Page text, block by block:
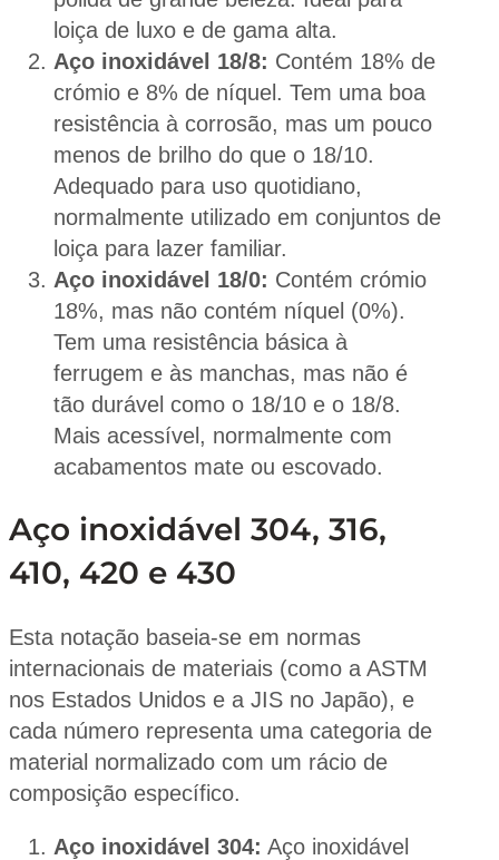
loiça de luxo e de gama alta.
Aço inoxidável 18/8: Contém 18% de
crómio e 8% de níquel. Tem uma boa
resistência à corrosão, mas um pouco
menos de brilho do que o 18/10.
Adequado para uso quotidiano,
normalmente utilizado em conjuntos de
loiça para lazer familiar.
Aço inoxidável 18/0: Contém crómio
18%, mas não contém níquel (0%).
Tem uma resistência básica à
ferrugem e às manchas, mas não é
tão durável como o 18/10 e o 18/8.
Mais acessível, normalmente com
acabamentos mate ou escovado.
Aço inoxidável 304, 316,
410, 420 e 430
Esta notação baseia-se em normas
internacionais de materiais (como a ASTM
nos Estados Unidos e a JIS no Japão), e
cada número representa uma categoria de
material normalizado com um rácio de
composição específico.
Aço inoxidável 304: Aço inoxidável